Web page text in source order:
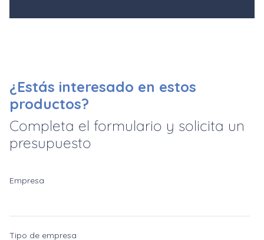
¿Estás interesado en estos
productos?
Completa el formulario y solicita un
presupuesto
Empresa
Tipo de empresa